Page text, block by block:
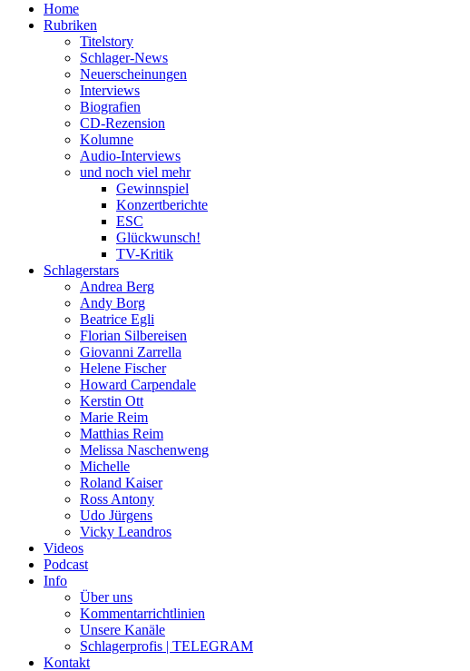
Home
Rubriken
Titelstory
Schlager-News
Neuerscheinungen
Interviews
Biografien
CD-Rezension
Kolumne
Audio-Interviews
und noch viel mehr
Gewinnspiel
Konzertberichte
ESC
Glückwunsch!
TV-Kritik
Schlagerstars
Andrea Berg
Andy Borg
Beatrice Egli
Florian Silbereisen
Giovanni Zarrella
Helene Fischer
Howard Carpendale
Kerstin Ott
Marie Reim
Matthias Reim
Melissa Naschenweng
Michelle
Roland Kaiser
Ross Antony
Udo Jürgens
Vicky Leandros
Videos
Podcast
Info
Über uns
Kommentarrichtlinien
Unsere Kanäle
Schlagerprofis | TELEGRAM
Kontakt